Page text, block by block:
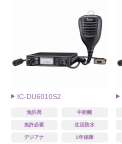
IC-DU6010S2
免許局 中距離
免許必要 生活防水
デジアナ 1年保障